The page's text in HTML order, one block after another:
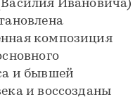
Ивановича)
композиция
и бывшей
и воссозданы